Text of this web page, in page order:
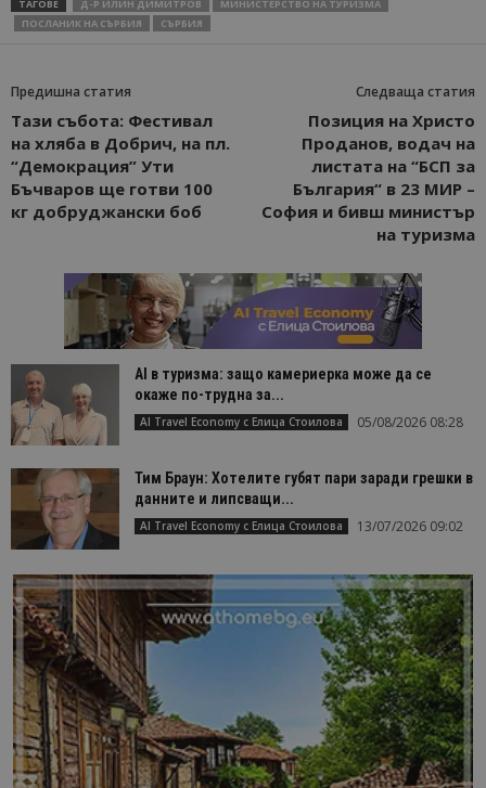
ТАГОВЕ Д-Р ИЛИН ДИМИТРОВ
МИНИСТЕРСТВО НА ТУРИЗМА
ПОСЛАНИК НА СЪРБИЯ
СЪРБИЯ
Предишна статия
Тази събота: Фестивал
на хляба в Добрич, на пл.
“Демокрация” Ути
Бъчваров ще готви 100
кг добруджански боб
Следваща статия
Позиция на Христо
Проданов, водач на
листата на “БСП за
България“ в 23 МИР –
София и бивш министър
на туризма
AI в туризма: защо камериерка може да се
окаже по-трудна за...
AI Travel Economy с Елица Стоилова 05/08/2026 08:28
Тим Браун: Хотелите губят пари заради грешки в
данните и липсващи...
AI Travel Economy с Елица Стоилова 13/07/2026 09:02